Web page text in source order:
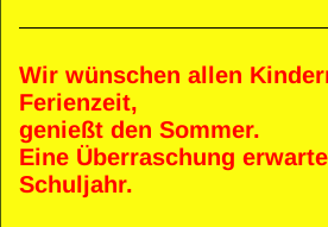
Wir wünschen allen
Ferienzeit,
genießt den Sommer.
Eine Überraschung
Schuljahr.